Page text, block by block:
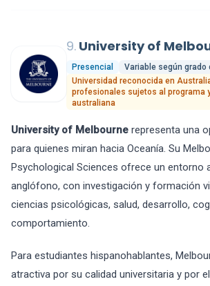
9. University of
Presencial
Variable según grado
Universidad reconocida en
profesionales sujetos al programa
australiana
University of Melbourne representa una
para quienes miran hacia Oceanía. Su
Psychological Sciences ofrece un entorno
anglófono, con investigación y formación
ciencias psicológicas, salud, desarrollo,
comportamiento.
Para estudiantes hispanohablantes,
atractiva por su calidad universitaria y por